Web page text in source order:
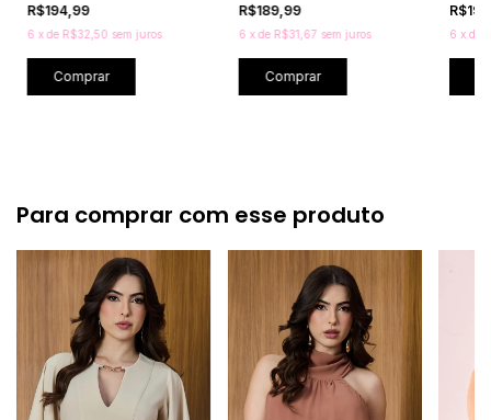
R$194,99
6 xde R$32,50 sem juros
Comprar
R$189,99
6 xde R$31,67 sem juros
Comprar
6 x de
Para comprar com esse produto